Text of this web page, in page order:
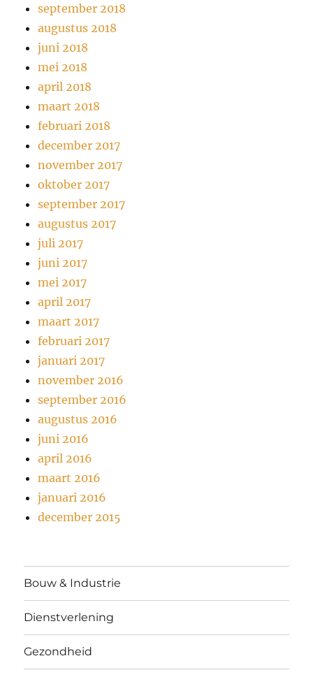
september 2018
augustus 2018
juni 2018
mei 2018
april 2018
maart 2018
februari 2018
december 2017
november 2017
oktober 2017
september 2017
augustus 2017
juli 2017
juni 2017
mei 2017
april 2017
maart 2017
februari 2017
januari 2017
november 2016
september 2016
augustus 2016
juni 2016
april 2016
maart 2016
januari 2016
december 2015
Bouw & Industrie
Dienstverlening
Gezondheid